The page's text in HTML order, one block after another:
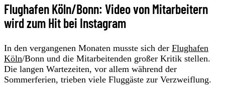
Flughafen Köln/Bonn: Video von Mitarbeitern
wird zum Hit bei Instagram
In den vergangenen Monaten musste sich der Flughafen
Köln/Bonn und die Mitarbeitenden großer Kritik stellen.
Die langen Wartezeiten, vor allem während der
Sommerferien, trieben viele Fluggäste zur Verzweiflung.